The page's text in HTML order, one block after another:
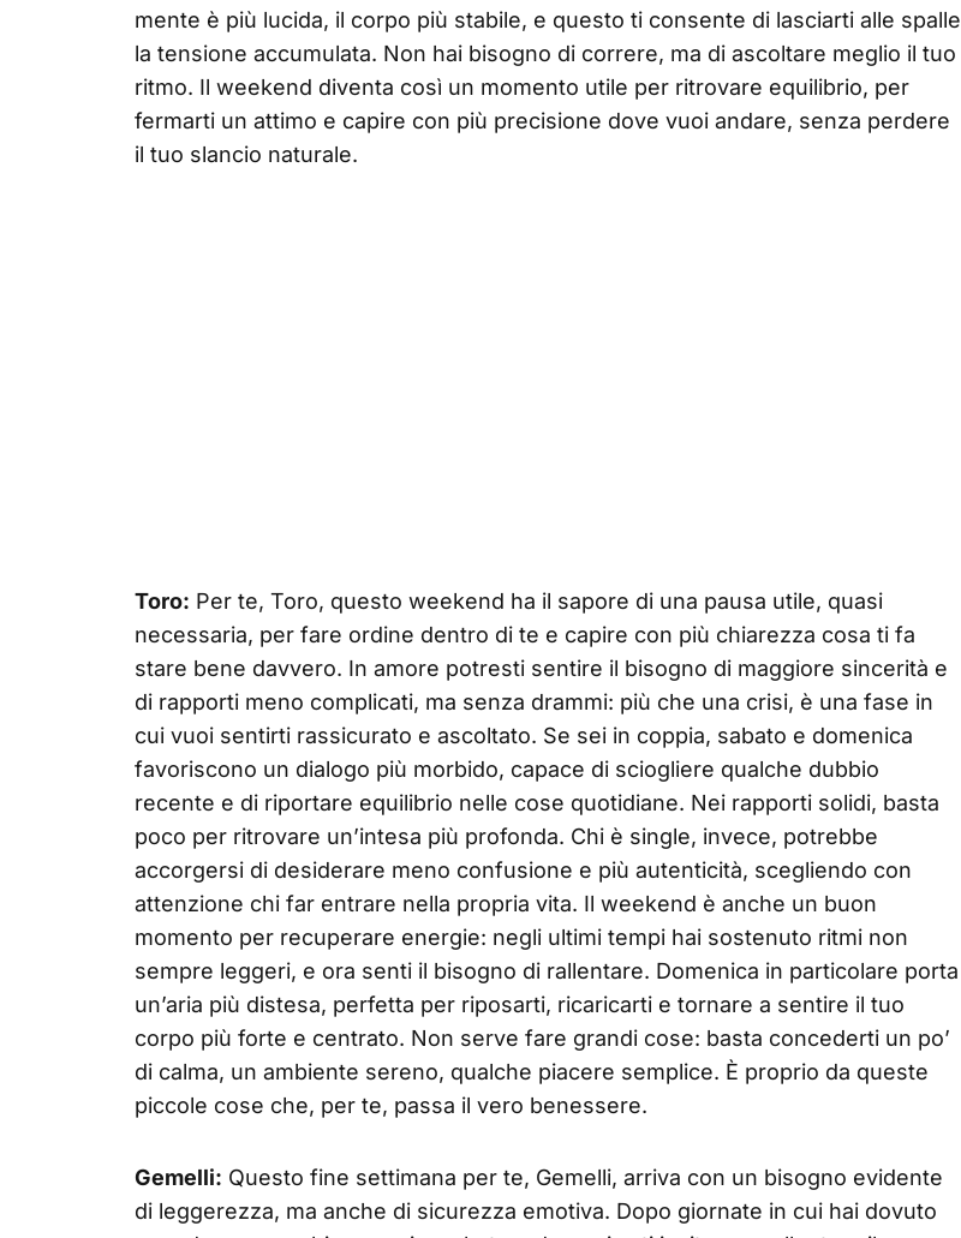
mente è più lucida, il corpo più stabile, e questo ti consente di lasciarti alle spalle
la tensione accumulata. Non hai bisogno di correre, ma di ascoltare meglio il tuo
ritmo. Il weekend diventa così un momento utile per ritrovare equilibrio, per
fermarti un attimo e capire con più precisione dove vuoi andare, senza perdere
il tuo slancio naturale.
Toro: Per te, Toro, questo weekend ha il sapore di una pausa utile, quasi
necessaria, per fare ordine dentro di te e capire con più chiarezza cosa ti fa
stare bene davvero. In amore potresti sentire il bisogno di maggiore sincerità e
di rapporti meno complicati, ma senza drammi: più che una crisi, è una fase in
cui vuoi sentirti rassicurato e ascoltato. Se sei in coppia, sabato e domenica
favoriscono un dialogo più morbido, capace di sciogliere qualche dubbio
recente e di riportare equilibrio nelle cose quotidiane. Nei rapporti solidi, basta
poco per ritrovare un’intesa più profonda. Chi è single, invece, potrebbe
accorgersi di desiderare meno confusione e più autenticità, scegliendo con
attenzione chi far entrare nella propria vita. Il weekend è anche un buon
momento per recuperare energie: negli ultimi tempi hai sostenuto ritmi non
sempre leggeri, e ora senti il bisogno di rallentare. Domenica in particolare porta
un’aria più distesa, perfetta per riposarti, ricaricarti e tornare a sentire il tuo
corpo più forte e centrato. Non serve fare grandi cose: basta concederti un po’
di calma, un ambiente sereno, qualche piacere semplice. È proprio da queste
piccole cose che, per te, passa il vero benessere.
Gemelli: Questo fine settimana per te, Gemelli, arriva con un bisogno evidente
di leggerezza, ma anche di sicurezza emotiva. Dopo giornate in cui hai dovuto